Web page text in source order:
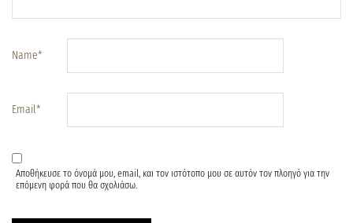
Name*
Email*
Αποθήκευσε το όνομά μου, email, και τον ιστότοπο μου σε αυτόν τον πλοηγό για την
επόμενη φορά που θα σχολιάσω.